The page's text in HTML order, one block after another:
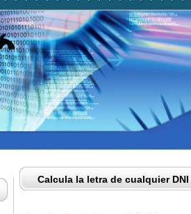
Calcula la letra de cualquier DNI